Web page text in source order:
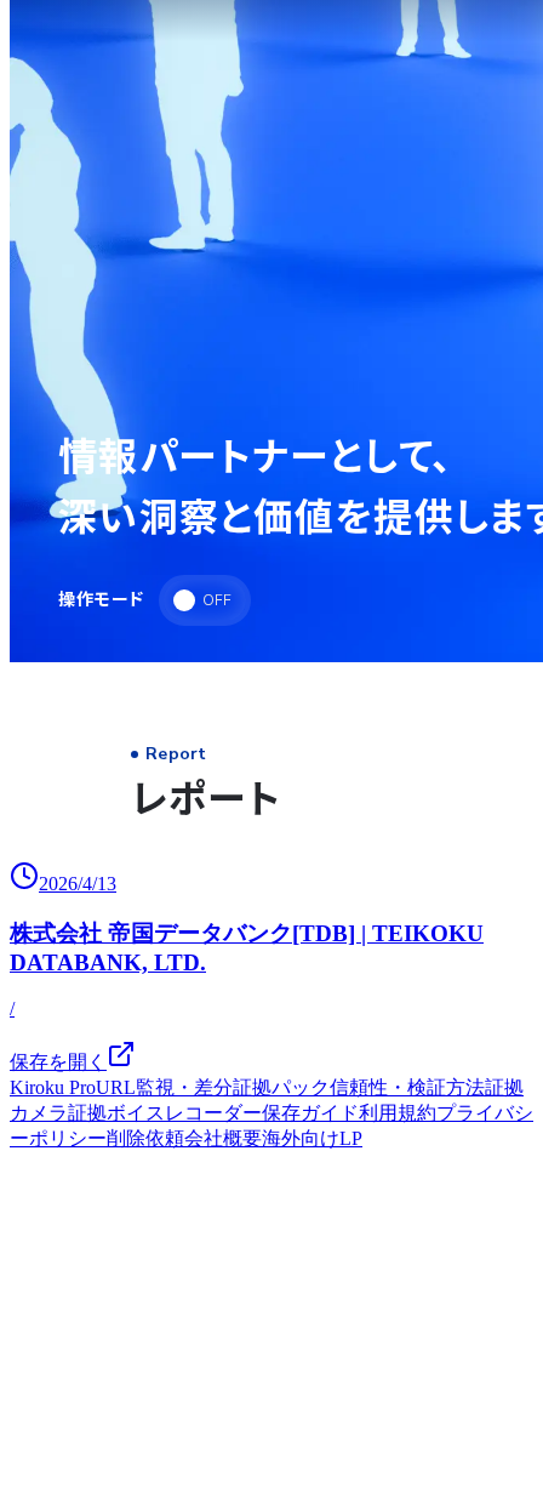
2026/4/13
株式会社 帝国データバンク[TDB] | TEIKOKU
DATABANK, LTD.
/
保存を開く
Kiroku ProURL監視・差分証拠パック信頼性・検証方法証拠
カメラ証拠ボイスレコーダー保存ガイド利用規約プライバシ
ーポリシー削除依頼会社概要海外向けLP